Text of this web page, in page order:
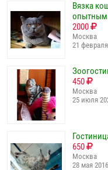
Вязка
опытным
2000
Москва
21
450
Москва
25 июля
650
Москва
28 мая 2016